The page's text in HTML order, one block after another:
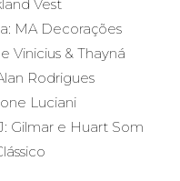
Vest
MA Decorações
Vinicius & Thayná
Rodrigues
Luciani
Gilmar e Huart Som